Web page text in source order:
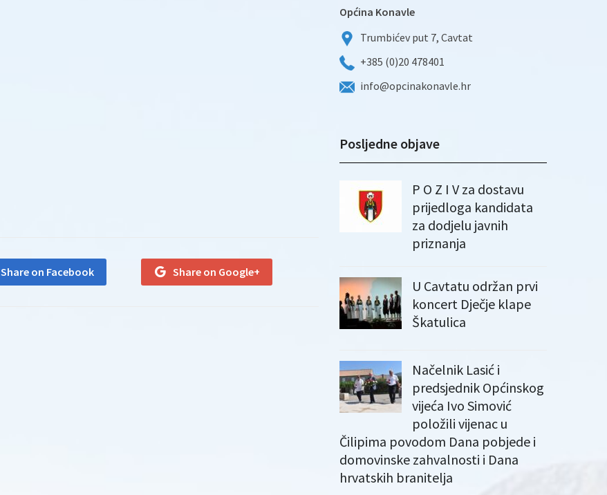
Share on Facebook Share on Google+
Općina Konavle
Trumbićev put 7, Cavtat
+385 (0)20 478401
info@opcinakonavle.hr
Posljedne objave
P O Z I V za dostavu
prijedloga kandidata
za dodjelu javnih
priznanja
U Cavtatu održan prvi
koncert Dječje klape
Škatulica
Načelnik Lasić i
predsjednik Općinskog
vijeća Ivo Simović
položili vijenac u
Čilipima povodom Dana pobjede i
domovinske zahvalnosti i Dana
hrvatskih branitelja